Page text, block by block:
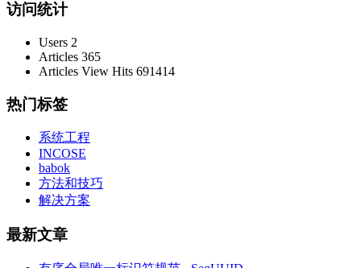
访问统计
Users 2
Articles 365
Articles View Hits 691414
热门标签
系统工程
INCOSE
babok
方法和技巧
解决方案
最新文章